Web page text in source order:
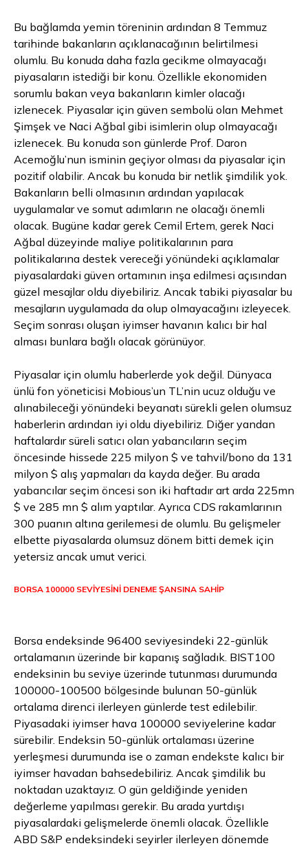
Bu bağlamda yemin töreninin ardından 8 Temmuz
tarihinde bakanların açıklanacağının belirtilmesi
olumlu. Bu konuda daha fazla gecikme olmayacağı
piyasaların istediği bir konu. Özellikle ekonomiden
sorumlu bakan veya bakanların kimler olacağı
izlenecek. Piyasalar için güven sembolü olan Mehmet
Şimşek ve Naci Ağbal gibi isimlerin olup olmayacağı
izlenecek. Bu konuda son günlerde Prof. Daron
Acemoğlu’nun isminin geçiyor olması da piyasalar için
pozitif olabilir. Ancak bu konuda bir netlik şimdilik yok.
Bakanların belli olmasının ardından yapılacak
uygulamalar ve somut adımların ne olacağı önemli
olacak. Bugüne kadar gerek Cemil Ertem, gerek Naci
Ağbal düzeyinde maliye politikalarının para
politikalarına destek vereceği yönündeki açıklamalar
piyasalardaki güven ortamının inşa edilmesi açısından
güzel mesajlar oldu diyebiliriz. Ancak tabiki piyasalar bu
mesajların uygulamada da olup olmayacağını izleyecek.
Seçim sonrası oluşan iyimser havanın kalıcı bir hal
alması bunlara bağlı olacak görünüyor.
Piyasalar için olumlu haberlerde yok değil. Dünyaca
ünlü fon yöneticisi Mobious’un TL’nin ucuz olduğu ve
alınabileceği yönündeki beyanatı sürekli gelen olumsuz
haberlerin ardından iyi oldu diyebiliriz. Diğer yandan
haftalardır süreli satıcı olan yabancıların seçim
öncesinde hissede 225 milyon $ ve tahvil/bono da 131
milyon $ alış yapmaları da kayda değer. Bu arada
yabancılar seçim öncesi son iki haftadır art arda 225mn
$ ve 285 mn $ alım yaptılar. Ayrıca CDS rakamlarının
300 puanın altına gerilemesi de olumlu. Bu gelişmeler
elbette piyasalarda olumsuz dönem bitti demek için
yetersiz ancak umut verici.
BORSA 100000 SEVİYESİNİ DENEME ŞANSINA SAHİP
Borsa endeksinde 96400 seviyesindeki 22-günlük
ortalamanın üzerinde bir kapanış sağladık. BIST100
endeksinin bu seviye üzerinde tutunması durumunda
100000-100500 bölgesinde bulunan 50-günlük
ortalama direnci ilerleyen günlerde test edilebilir.
Piyasadaki iyimser hava 100000 seviyelerine kadar
sürebilir. Endeksin 50-günlük ortalaması üzerine
yerleşmesi durumunda ise o zaman endekste kalıcı bir
iyimser havadan bahsedebiliriz. Ancak şimdilik bu
noktadan uzaktayız. O gün geldiğinde yeniden
değerleme yapılması gerekir. Bu arada yurtdışı
piyasalardaki gelişmelerde önemli olacak. Özellikle
ABD S&P endeksindeki seyirler ilerleyen dönemde